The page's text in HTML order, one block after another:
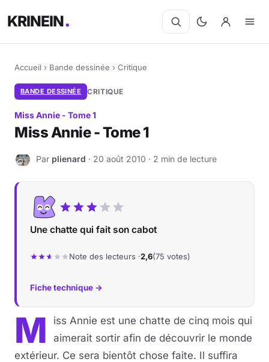
KRINEIN
Accueil › Bande dessinée › Critique
BANDE DESSINÉE CRITIQUE
Miss Annie - Tome 1
Miss Annie - Tome 1
P Par plienard · 20 août 2010 · 2 min de lecture
Une chatte qui fait son cabot
Note des lecteurs ·2,6(75 votes)
Fiche technique →
M
iss Annie est une chatte de cinq mois qui
aimerait sortir afin de découvrir le monde
extérieur. Ce sera bientôt chose faite. Il suffira